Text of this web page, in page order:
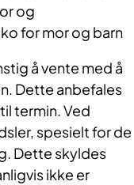
og
for mor og barn
å vente med å
Dette anbefales
termin. Ved
spesielt for de
Dette skyldes
ikke er